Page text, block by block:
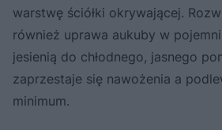
warstwę ściółki okrywającej.
również uprawa aukuby w
jesienią do chłodnego, jasnego
zaprzestaje się nawożenia a
minimum.